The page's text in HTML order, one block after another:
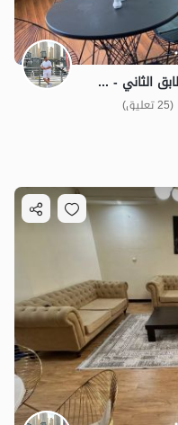
منزل بالقرب من سوق لؤلؤة كيش - الطابق الثاني - هيرمند 3
(25 تعليق)